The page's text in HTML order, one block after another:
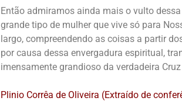
Então admiramos ainda mais o vulto
grande tipo de mulher que vive só para
largo, compreendendo as coisas a partir
por causa dessa envergadura espiritual,
imensamente grandioso da verdadeira
Plinio Corrêa de Oliveira (Extraído de